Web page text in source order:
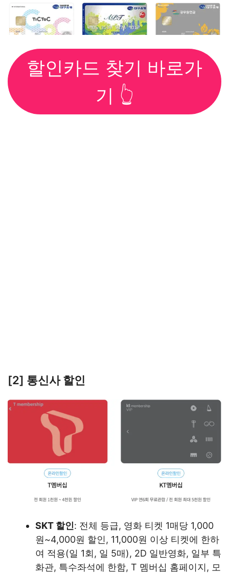
할인카드 찾기 바로가
기 👆
[2] 통신사 할인
SKT 할인: 전체 등급, 영화 티켓 1매당 1,000
원~4,000원 할인, 11,000원 이상 티켓에 한하
여 적용(일 1회, 일 5매), 2D 일반영화, 일부 특
화관, 특수좌석에 한함, T 멤버십 홈페이지, 모